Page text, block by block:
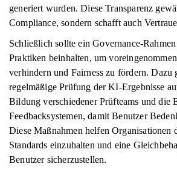
generiert wurden. Diese Transparenz
Compliance, sondern schafft auch
Schließlich sollte ein Governance-
Praktiken beinhalten, um
verhindern und Fairness zu fördern. Dazu
regelmäßige Prüfung der KI-Ergebnisse
Bildung verschiedener Prüfteams und die
Feedbacksystemen, damit Benutzer
Diese Maßnahmen helfen Organisationen
Standards einzuhalten und eine
Benutzer sicherzustellen.